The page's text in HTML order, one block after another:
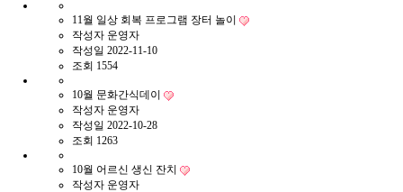
11월 일상 회복 프로그램 장터 놀이
작성자 운영자
작성일 2022-11-10
조회 1554
10월 문화간식데이
작성자 운영자
작성일 2022-10-28
조회 1263
10월 어르신 생신 잔치
작성자 운영자